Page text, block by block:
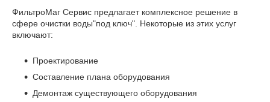
ФильтроМаг Сервис предлагает комплексное решение в
сфере очистки воды"под ключ". Некоторые из этих услуг
включают:
Проектирование
Составление плана оборудования
Демонтаж существующего оборудования